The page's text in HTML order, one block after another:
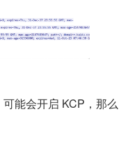
能会开启 KCP，那么